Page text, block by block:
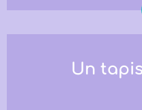
Un